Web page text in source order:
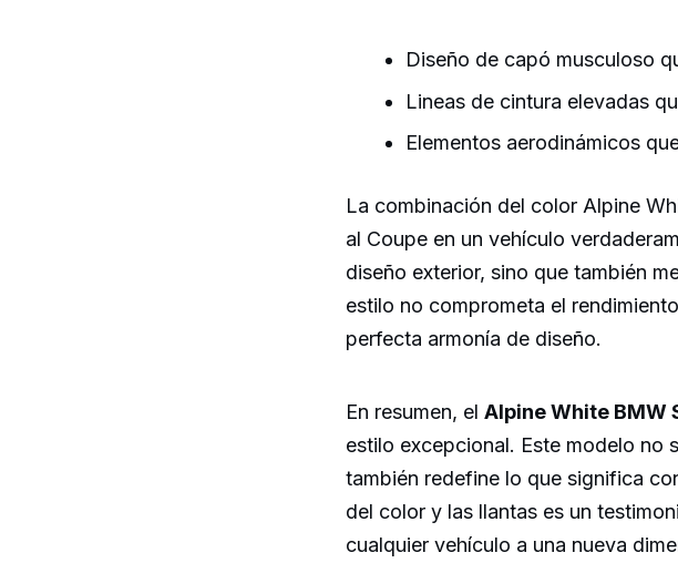
Diseño de capó musculoso
Lineas de cintura elevadas
Elementos aerodinámicos
La combinación del color Alpine
al Coupe en un vehículo
diseño exterior, sino que también
estilo no comprometa el
perfecta armonía de diseño.
En resumen, el Alpine White BMW
estilo excepcional. Este modelo no
también redefine lo que significa
del color y las llantas es un
cualquier vehículo a una nueva